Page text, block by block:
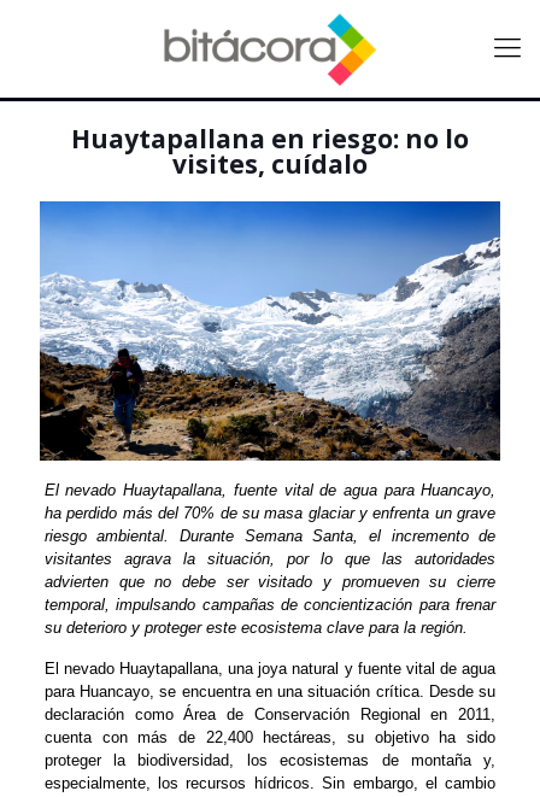
Huaytapallana en riesgo: no lo
visites, cuídalo
El nevado Huaytapallana, fuente vital de agua para Huancayo,
ha perdido más del 70% de su masa glaciar y enfrenta un grave
riesgo ambiental. Durante Semana Santa, el incremento de
visitantes agrava la situación, por lo que las autoridades
advierten que no debe ser visitado y promueven su cierre
temporal, impulsando campañas de concientización para frenar
su deterioro y proteger este ecosistema clave para la región.
El nevado Huaytapallana, una joya natural y fuente vital de agua
para Huancayo, se encuentra en una situación crítica. Desde su
declaración como Área de Conservación Regional en 2011,
cuenta con más de 22,400 hectáreas, su objetivo ha sido
proteger la biodiversidad, los ecosistemas de montaña y,
especialmente, los recursos hídricos. Sin embargo, el cambio